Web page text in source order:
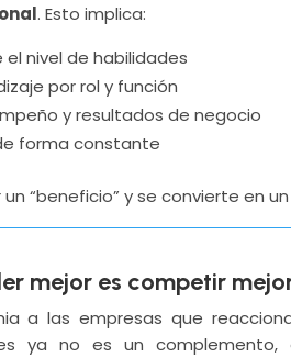
. Esto implica:
nivel de habilidades
por rol y función
y resultados de negocio
forma constante
un “beneficio” y se convierte en
mejor es competir
a las empresas que
ya no es un